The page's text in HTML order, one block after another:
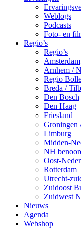
Weblogs
Podcasts
Foto- en
Regio’s
Regio’s
Amsterdam
Arnhem /
Regio
Breda /
Den Bosch
Den Haag
Friesland
Groningen
Limburg
Midden-
NH
Oost-
Rotterdam
Utrecht-
Zuidoost
Zuidwest
Nieuws
Agenda
Webshop